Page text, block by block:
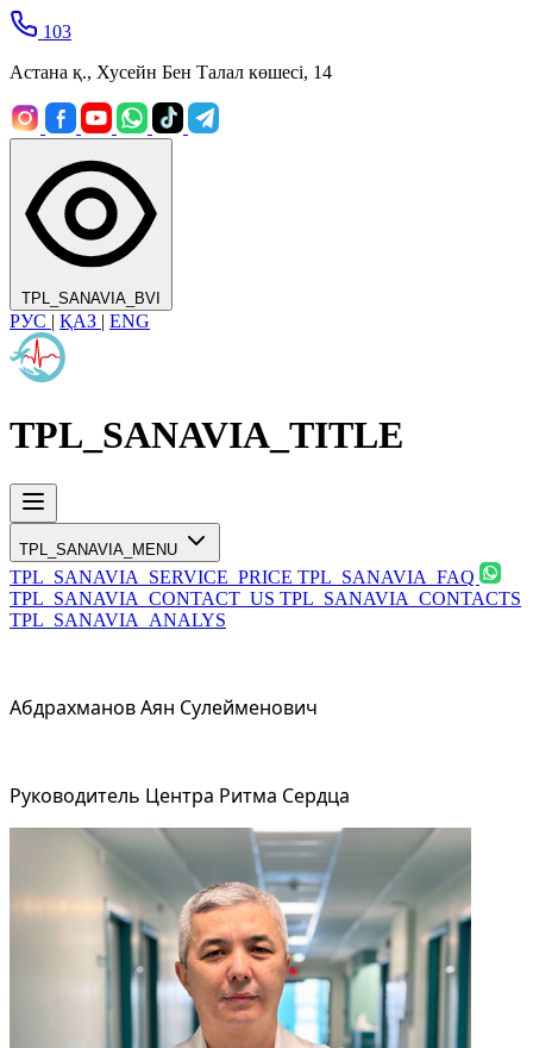
103
Астана қ., Хусейн Бен Талал көшесі, 14
TPL_SANAVIA_BVI
РУС | ҚАЗ | ENG
TPL_SANAVIA_TITLE
TPL_SANAVIA_MENU
TPL_SANAVIA_SERVICE_PRICE TPL_SANAVIA_FAQ
TPL_SANAVIA_CONTACT_US TPL_SANAVIA_CONTACTS
TPL_SANAVIA_ANALYS
Абдрахманов Аян Сулейменович
Руководитель Центра Ритма Сердца